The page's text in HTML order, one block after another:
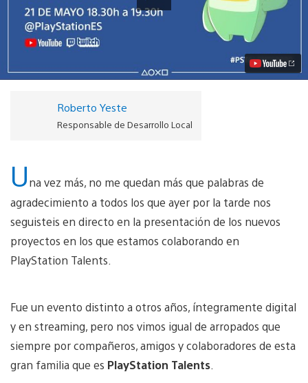
próximos
lanzamientos
vídeo
Roberto Yeste
Responsable de Desarrollo Local
Una vez más, no me quedan más que palabras de
agradecimiento a todos los que ayer por la tarde nos
seguisteis en directo en la presentación de los nuevos
proyectos en los que estamos colaborando en
PlayStation Talents.
Fue un evento distinto a otros años, íntegramente digital
y en streaming, pero nos vimos igual de arropados que
siempre por compañeros, amigos y colaboradores de esta
gran familia que es PlayStation Talents